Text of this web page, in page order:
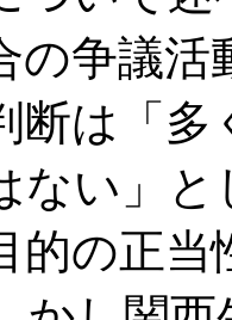
の争議
断は「
ない」
的の正当